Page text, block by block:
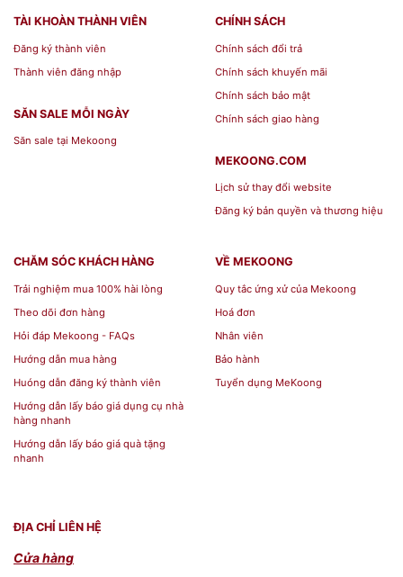
TÀI KHOÀN THÀNH VIÊN
Đăng ký thành viên
Thành viên đăng nhập
SĂN SALE MỖI NGÀY
Săn sale tại Mekoong
CHÍNH SÁCH
Chính sách đổi trả
Chính sách khuyến mãi
Chính sách bảo mật
Chính sách giao hàng
MEKOONG.COM
Lịch sử thay đổi website
Đăng ký bản quyền và thương hiệu
CHĂM SÓC KHÁCH HÀNG
Trải nghiệm mua 100% hài lòng
Theo dõi đơn hàng
Hỏi đáp Mekoong - FAQs
Hướng dẫn mua hàng
Huóng dẫn đăng ký thành viên
Hướng dẫn lấy báo giá dụng cụ nhà
hàng nhanh
Hướng dẫn lấy báo giá quà tặng
nhanh
VỀ MEKOONG
Quy tắc ứng xử của Mekoong
Hoá đơn
Nhân viên
Bảo hành
Tuyển dụng MeKoong
ĐỊA CHỈ LIÊN HỆ
Cửa hàng